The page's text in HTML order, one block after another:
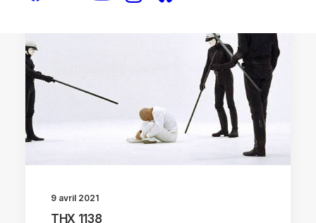
9 avril 2021
THX 1138